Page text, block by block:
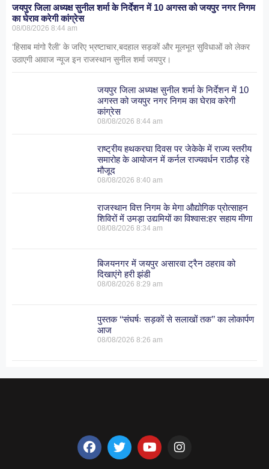
जयपुर जिला अध्यक्ष सुनील शर्मा के निर्देशन में 10 अगस्त को जयपुर नगर निगम
का घेराव करेगी कांग्रेस
08/08/2026 8:44 am
‘हिसाब मांगो रैली’ के जरिए भ्रष्टाचार,बदहाल सड़कों और मूलभूत सुविधाओं को लेकर
उठाएगी आवाज न्यूज इन राजस्थान सुनील शर्मा जयपुर।
जयपुर जिला अध्यक्ष सुनील शर्मा के निर्देशन में 10
अगस्त को जयपुर नगर निगम का घेराव करेगी
कांग्रेस
08/08/20268:44 am
राष्ट्रीय हथकरघा दिवस पर जेकेके में राज्य स्तरीय
समारोह के आयोजन में कर्नल राज्यवर्धन राठौड़ रहे
मौजूद
08/08/20268:40 am
राजस्थान वित्त निगम के मेगा औद्योगिक प्रोत्साहन
शिविरों में उमड़ा उद्यमियों का विश्वास:हर सहाय मीणा
08/08/20268:34 am
बिजयनगर में जयपुर असारवा ट्रैन ठहराव को
दिखाएंगे हरी झंडी
08/08/20268:29 am
पुस्तक ‘‘संघर्षः सड़कों से सलाखों तक’’ का लोकार्पण
आज
08/08/20268:26 am